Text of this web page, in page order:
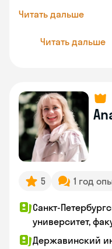
Читать дальше
Читать дальше
5 1 год
Санкт-
университет,
Державинский